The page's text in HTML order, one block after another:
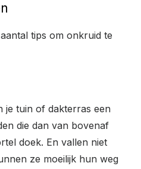
tips om onkruid te
je tuin of dakterras een
die dan van bovenaf
doek. En vallen niet
ze moeilijk hun weg